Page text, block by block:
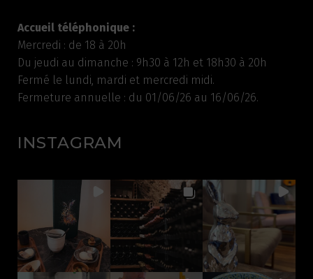
Accueil téléphonique :
Mercredi : de 18 à 20h
Du jeudi au dimanche : 9h30 à 12h et 18h30 à 20h
Fermé le lundi, mardi et mercredi midi.
Fermeture annuelle : du 01/06/26 au 16/06/26.
INSTAGRAM